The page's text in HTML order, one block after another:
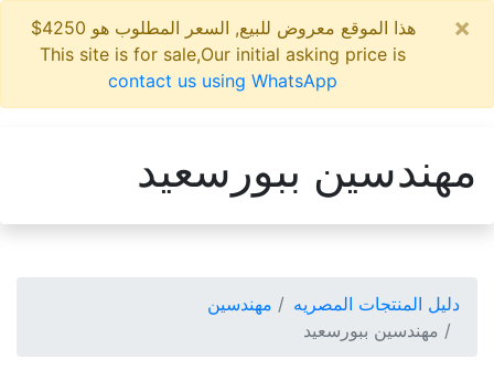
هذا الموقع معروض للبيع, السعر المطلوب هو 4250$
This site is for sale,Our initial asking price is
contact us using WhatsApp
مهندسين ببورسعيد
دليل المنتجات المصريه
مهندسين
مهندسين ببورسعيد